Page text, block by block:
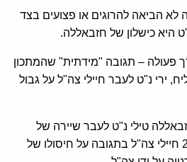
הביאה להרוגים או פצועים בצד
היא כישלון של חזבאללה.
פעולה – תגובה "מידתית" שהמתכון
ירי נ"ט לעבר חיילי צה"ל על גבול
מחבלי חזבאללה טילי נ"ט לעבר שיירה של
צה"ל באזור הר דוב והרגו 2 חיילי צה"ל בתגובה על חיסולו של